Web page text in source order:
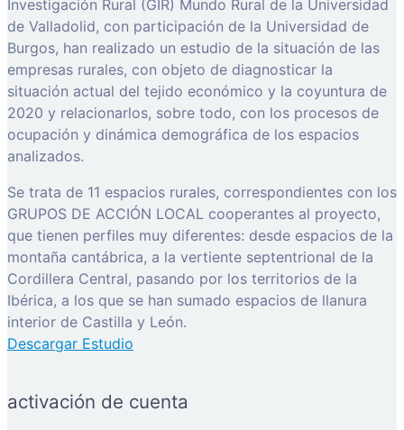
Investigación Rural (GIR) Mundo Rural de la Universidad
de Valladolid, con participación de la Universidad de
Burgos, han realizado un estudio de la situación de las
empresas rurales, con objeto de diagnosticar la
situación actual del tejido económico y la coyuntura de
2020 y relacionarlos, sobre todo, con los procesos de
ocupación y dinámica demográfica de los espacios
analizados.
Se trata de 11 espacios rurales, correspondientes con los
GRUPOS DE ACCIÓN LOCAL cooperantes al proyecto,
que tienen perfiles muy diferentes: desde espacios de la
montaña cantábrica, a la vertiente septentrional de la
Cordillera Central, pasando por los territorios de la
Ibérica, a los que se han sumado espacios de llanura
interior de Castilla y León.
Descargar Estudio
activación de cuenta